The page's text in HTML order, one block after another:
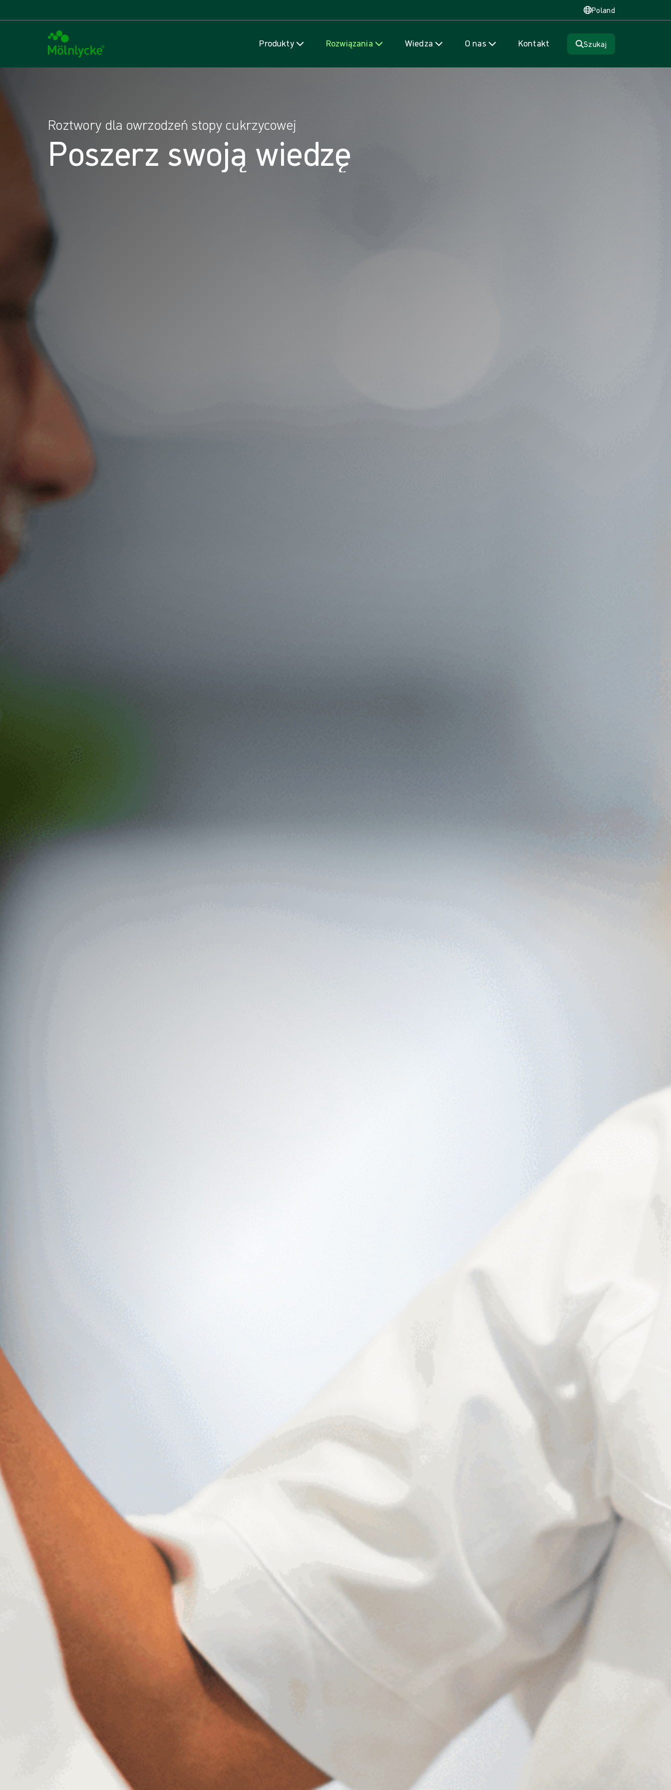
Poland
Produkty Rozwiązania Wiedza O nas Kontakt Szukaj
Roztwory dla owrzodzeń stopy cukrzycowej
Poszerz swoją wiedzę